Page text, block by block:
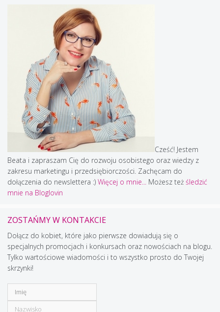
Cześć! Jestem
Beata i zapraszam Cię do rozwoju osobistego oraz wiedzy z
zakresu marketingu i przedsiębiorczości. Zachęcam do
dołączenia do newslettera :) Więcej o mnie... Możesz też śledzić
mnie na Bloglovin
ZOSTAŃMY W KONTAKCIE
Dołącz do kobiet, które jako pierwsze dowiadują się o
specjalnych promocjach i konkursach oraz nowościach na blogu.
Tylko wartościowe wiadomości i to wszystko prosto do Twojej
skrzynki!